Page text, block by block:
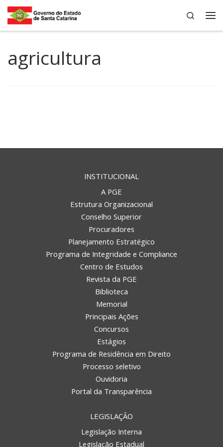
Skip to content
Search
agricultura
INSTITUCIONAL
A PGE
Estrutura Organizacional
Conselho Superior
Procuradores
Planejamento Estratégico
Programa de Integridade e Compliance
Centro de Estudos
Revista da PGE
Biblioteca
Memorial
Principais Ações
Concursos
Estágios
Programa de Residência em Direito
Processo seletivo
Ouvidoria
Portal da Transparência
LEGISLAÇÃO
Legislação Interna
Legislação Estadual